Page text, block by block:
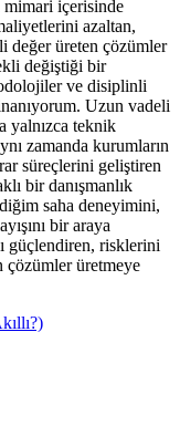
içerisinde
azaltan,
değer üreten çözümler
değiştiği bir
ve disiplinli
Uzun vadeli
yalnızca teknik
zamanda kurumların
süreçlerini geliştiren
bir danışmanlık
saha deneyimini,
bir araya
güçlendiren, risklerini
çözümler üretmeye